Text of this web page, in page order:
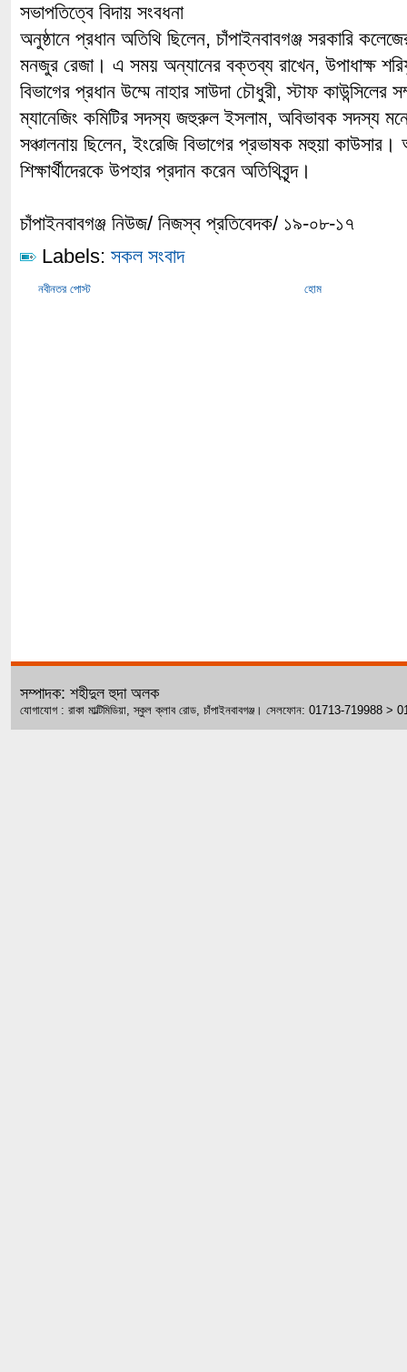
সভাপতিত্বে বিদায় সংবধনা
অনুষ্ঠানে প্রধান অতিথি ছিলেন, চাঁপাইনবাবগঞ্জ সরকারি
মনজুর রেজা। এ সময় অন্যানের বক্তব্য রাখেন, উপাধাক্ষ
বিভাগের প্রধান উম্মে নাহার সাউদা চৌধুরী, স্টাফ
ম্যানেজিং কমিটির সদস্য জহুরুল ইসলাম, অবিভাবক সদস্য
সঞ্চালনায় ছিলেন, ইংরেজি বিভাগের প্রভাষক মহুয়া
শিক্ষার্থীদেরকে উপহার প্রদান করেন অতিথিবৃন্দ।
চাঁপাইনবাবগঞ্জ নিউজ/ নিজস্ব প্রতিবেদক/ ১৯-০৮-১৭
Labels: সকল সংবাদ
নবীনতর পোস্ট হোম
সম্পাদক: শহীদুল হুদা অলক
যোগাযোগ : রাকা মাল্টিমিডিয়া, স্কুল ক্লাব রোড, চাঁপাইনবাবগঞ্জ। সেলফোন: 01713-